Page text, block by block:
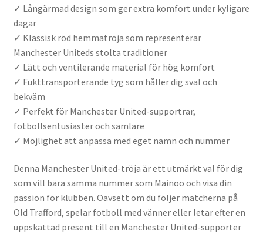
✓ Långärmad design som ger extra komfort under kyligare
dagar
✓ Klassisk röd hemmatröja som representerar
Manchester Uniteds stolta traditioner
✓ Lätt och ventilerande material för hög komfort
✓ Fukttransporterande tyg som håller dig sval och
bekväm
✓ Perfekt för Manchester United-supportrar,
fotbollsentusiaster och samlare
✓ Möjlighet att anpassa med eget namn och nummer
Denna Manchester United-tröja är ett utmärkt val för dig
som vill bära samma nummer som Mainoo och visa din
passion för klubben. Oavsett om du följer matcherna på
Old Trafford, spelar fotboll med vänner eller letar efter en
uppskattad present till en Manchester United-supporter